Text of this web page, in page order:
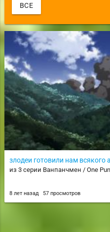
ВСЕ
злодеи готовили нам всякого
из 3 серии Ванпанчмен / One
8 лет назад 57 просмотров